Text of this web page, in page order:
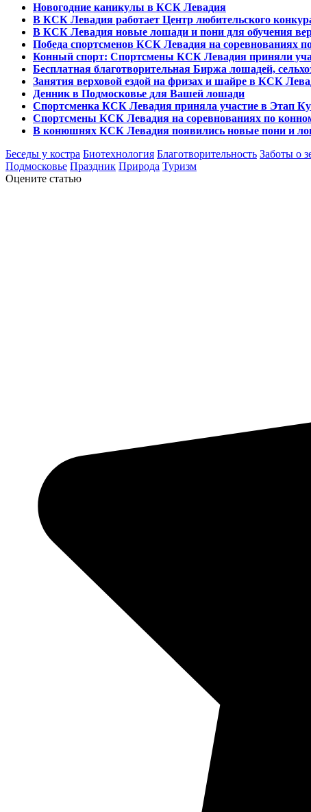
Новогодние каникулы в КСК Левадия
В КСК Левадия работает Центр любительского
В КСК Левадия новые лошади и пони для обучения
Победа спортсменов КСК Левадия на соревнованиях
Конный спорт: Спортсмены КСК Левадия приняли
Бесплатная благотворительная Биржа лошадей,
Занятия верховой ездой на фризах и шайре в КСК
Денник в Подмосковье для Вашей лошади
Спортсменка КСК Левадия приняла участие в Этап
Спортсмены КСК Левадия на соревнованиях по
В конюшнях КСК Левадия появились новые пони и
Беседы у костра Биотехнология Благотворительность Заботы о
Подмосковье Праздник Природа Туризм
Оцените статью